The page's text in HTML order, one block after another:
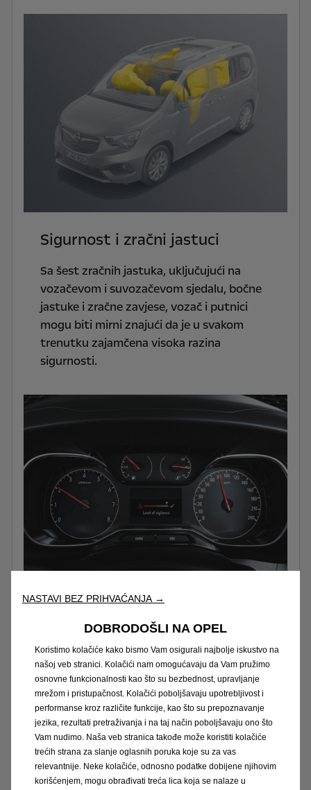
Sigurnost i zračni jastuci
Sa šest zračnih jastuka, uključujući na
vozačevom i suvozačevom sjedalu, bočne
jastuke i zračne zavjese, vozač i putnici
mogu biti mirni znajući da je u svakom
trenutku zajamčena visoka razina
sigurnosti.
Upozorenje na umor vozača
Upozorenje na umor vozača analizira vaš
način vožnje kako bi otkrio znakove
umaranja vozača. Sustav savjetuje vozača
da poduzme određene radnje nizom
upozorenja.
NASTAVI BEZ PRIHVAĆANJA →
DOBRODOŠLI NA OPEL
Koristimo kolačiće kako bismo Vam osigurali najbolje iskustvo na
našoj veb stranici. Kolačići nam omogućavaju da Vam pružimo
osnovne funkcionalnosti kao što su bezbednost, upravljanje
mrežom i pristupačnost. Kolačići poboljšavaju upotrebljivost i
performanse kroz različite funkcije, kao što su prepoznavanje
jezika, rezultati pretraživanja i na taj način poboljšavaju ono što
Vam nudimo. Naša veb stranica takođe može koristiti kolačiće
trećih strana za slanje oglasnih poruka koje su za vas
relevantnije. Neke kolačiće, odnosno podatke dobijene njihovim
korišćenjem, mogu obrađivati treća lica koja se nalaze u